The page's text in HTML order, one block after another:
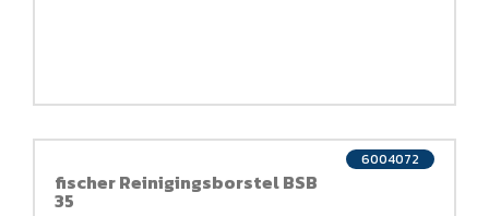
fischer Reinigingsborstel BSB
35
6004072